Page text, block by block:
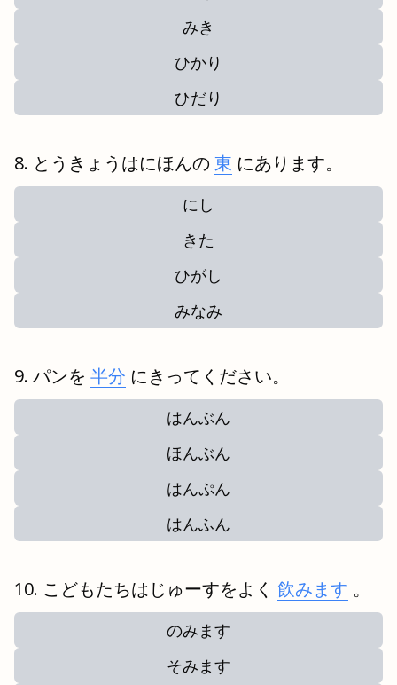
みき
ひかり
ひだり
とうきょうはにほんの 東 にあります。
にし
きた
ひがし
みなみ
パンを 半分 にきってください。
はんぶん
ほんぶん
はんぷん
はんふん
こどもたちはじゅーすをよく 飲みます 。
のみます
そみます